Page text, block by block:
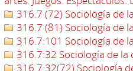
316.7 (72) Sociología de
316.7 (81) Sociología de
316.7:101 Sociología de
316.7:32 Sociología de la
316.7:32(72) Sociología